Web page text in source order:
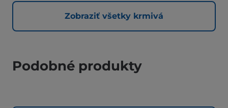
Zobraziť všetky krmivá
Podobné produkty